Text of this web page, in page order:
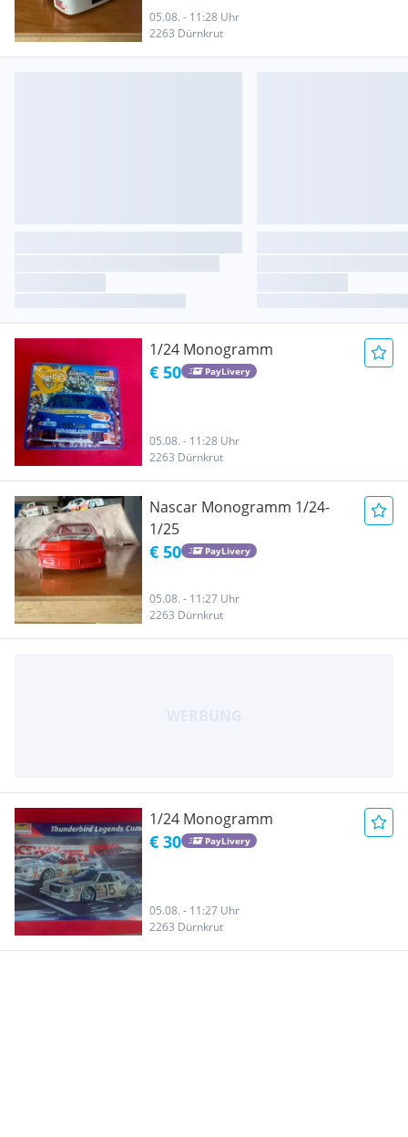
05.08. - 11:28 Uhr
2263 Dürnkrut
1/24 Monogramm
€ 50 PayLivery
05.08. - 11:28 Uhr
2263 Dürnkrut
Nascar Monogramm 1/24-
1/25
€ 50 PayLivery
05.08. - 11:27 Uhr
2263 Dürnkrut
1/24 Monogramm
€ 30 PayLivery
05.08. - 11:27 Uhr
2263 Dürnkrut